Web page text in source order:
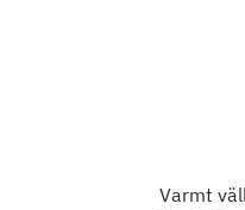
Varmt